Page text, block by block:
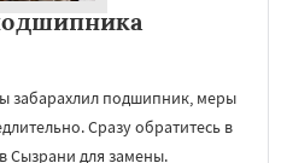
забарахлил подшипник, меры
Сразу обратитесь в
Сызрани для замены.